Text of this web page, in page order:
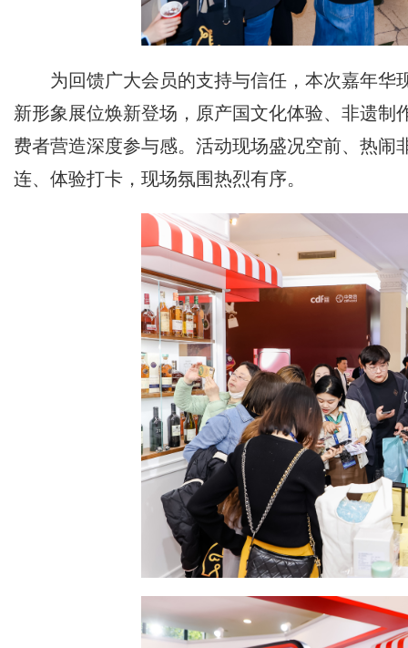
为回馈广大会员的支持与信任，本次嘉年
新形象展位焕新登场，原产国文化体验、非遗
费者营造深度参与感。活动现场盛况空前、热
连、体验打卡，现场氛围热烈有序。